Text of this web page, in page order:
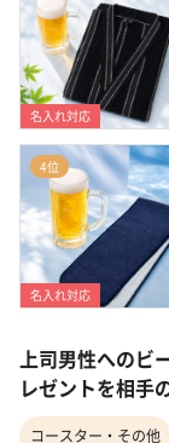
名入れ対応
4位
名入れ対応
上司男性へのビ
レゼントを相手
コースター・その他